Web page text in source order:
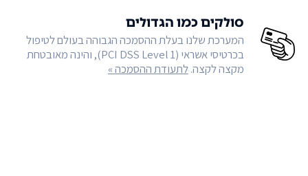
סולקים כמו הגדולים
המערכת שלנו בעלת ההסמכה הגבוהה בעולם לטיפול
בכרטיסי אשראי (PCI DSS Level 1), והינה מאובטחת
מקצה לקצה.לתעודת ההסמכה »